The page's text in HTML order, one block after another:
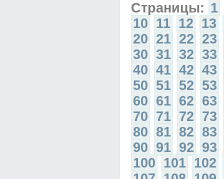
Страницы: 1
10 11 12 13
20 21 22 23
30 31 32 33
40 41 42 43
50 51 52 53
60 61 62 63
70 71 72 73
80 81 82 83
90 91 92 93
100 101 102